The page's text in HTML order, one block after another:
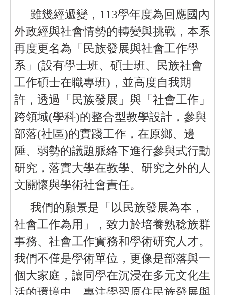
雖幾經遞變，113學年度為回應國內
外政經與社會情勢的轉變與挑戰，本系
再度更名為「民族發展與社會工作學
系」(設有學士班、碩士班、民族社會
工作碩士在職專班)， 並高度自我期
許，透過「民族發展」與「社會工作」
跨領域(學科)的整合型教學設計，參與
部落(社區)的實踐工作，在原鄉、邊
陲、弱勢的議題脈絡下進行參與式行動
研究，落實大學在教學、研究之外的人
文關懷與學術社會責任。
我們的願景是「以民族發展為本，
社會工作為用」，致力於培養熟稔族群
事務、社會工作實務和學術研究人才。
我們不僅是學術單位，更像是部落與一
個大家庭，讓同學在沉浸在多元文化生